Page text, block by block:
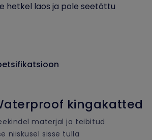
hetkel laos ja pole seetõttu
kingakatted
materjal ja teibitud
niiskusel sisse tulla